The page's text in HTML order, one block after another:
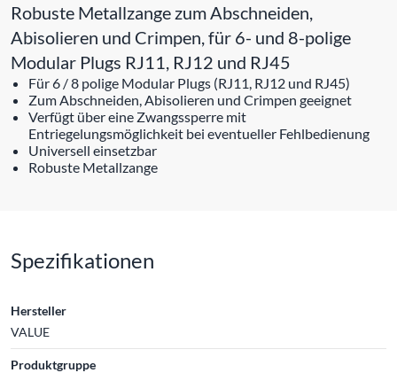
Robuste Metallzange zum Abschneiden,
Abisolieren und Crimpen, für 6- und 8-polige
Modular Plugs RJ11, RJ12 und RJ45
Für 6 / 8 polige Modular Plugs (RJ11, RJ12 und RJ45)
Zum Abschneiden, Abisolieren und Crimpen geeignet
Verfügt über eine Zwangssperre mit
Entriegelungsmöglichkeit bei eventueller Fehlbedienung
Universell einsetzbar
Robuste Metallzange
Spezifikationen
Hersteller
VALUE
Produktgruppe